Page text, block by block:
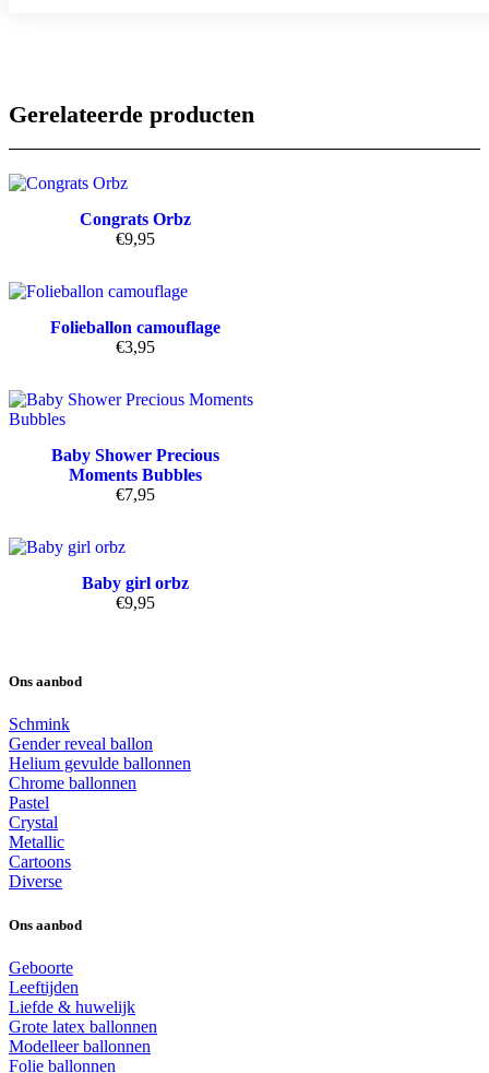
Gerelateerde producten
Congrats Orbz
€9,95
Folieballon camouflage
€3,95
Baby Shower Precious
Moments Bubbles
€7,95
Baby girl orbz
€9,95
Ons aanbod
Schmink
Gender reveal ballon
Helium gevulde ballonnen
Chrome ballonnen
Pastel
Crystal
Metallic
Cartoons
Diverse
Ons aanbod
Geboorte
Leeftijden
Liefde & huwelijk
Grote latex ballonnen
Modelleer ballonnen
Folie ballonnen